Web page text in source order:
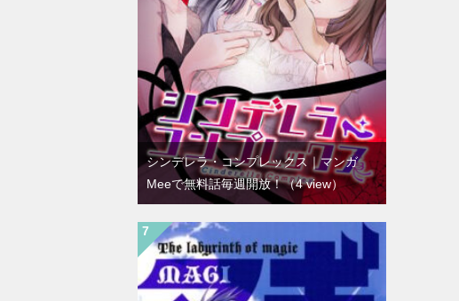
シンデレラ・コンプレックス｜マンガ
Meeで無料話毎週開放！（4 view）